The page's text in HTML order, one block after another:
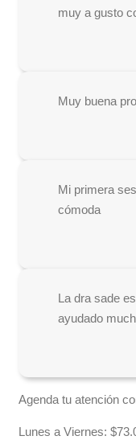
muy a gusto
Muy buena
Mi primera
cómoda
La dra sade
ayudado
Agenda tu atención
Lunes a Viernes: